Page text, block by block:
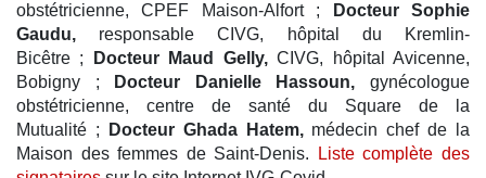
obstétricienne, CPEF Maison-Alfort ;
Docteur Sophie
Gaudu, responsable CIVG, hôpital du Kremlin-
Bicêtre ;
Docteur Maud Gelly,CIVG, hôpital Avicenne,
Bobigny ;
Docteur Danielle Hassoun, gynécologue
obstétricienne, centre de santé du Square de la
Mutualité ; Docteur Ghada Hatem,médecin chef de la
Maison des femmes de Saint-Denis.
Liste complète des